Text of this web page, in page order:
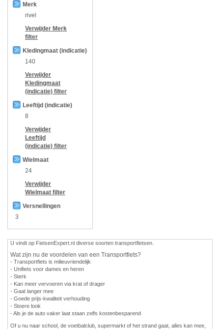
Merk
rivel
Verwijder Merk
filter
Kledingmaat (indicatie)
140
Verwijder
Kledingmaat
(indicatie) filter
Leeftijd (indicatie)
8
Verwijder
Leeftijd
(indicatie) filter
Wielmaat
24
Verwijder
Wielmaat filter
Versnellingen
3
U vindt op FietsenExpert.nl diverse soorten transportfietsen.
Wat zijn nu de voordelen van een Transportfiets?
- Transportfiets is milieuvriendelijk
- Unifiets voor dames en heren
- Sterk
- Kan meer vervoeren via krat of drager
- Gaat langer mee
- Goede prijs-kwaliteit verhouding
- Stoere look
- Als je de auto vaker laat staan zelfs kostenbesparend
Of u nu naar school, de voetbalclub, supermarkt of het strand gaat, alles kan mee,